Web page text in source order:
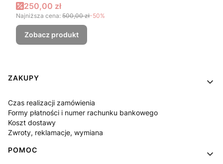
Cena promocyjna
250,00 zł
Najniższa cena: 500,00 zł-50%
Zobacz produkt
Linki w stopce
ZAKUPY
Czas realizacji zamówienia
Formy płatności i numer rachunku bankowego
Koszt dostawy
Zwroty, reklamacje, wymiana
POMOC